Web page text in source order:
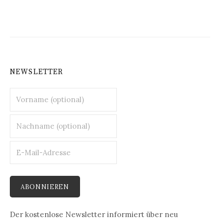
NEWSLETTER
Der kostenlose Newsletter informiert über neu